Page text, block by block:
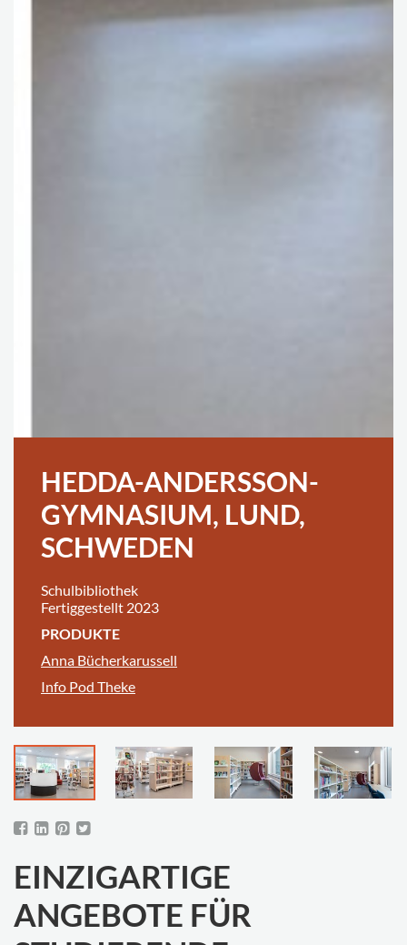
HEDDA-ANDERSSON-
GYMNASIUM, LUND,
SCHWEDEN
Schulbibliothek
Fertiggestellt 2023
PRODUKTE
Anna Bücherkarussell
Info Pod Theke
EINZIGARTIGE
ANGEBOTE FÜR